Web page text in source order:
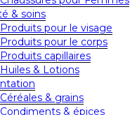
& soins
Produits pour le visage
Produits pour le corps
Produits capillaires
Huiles & Lotions
Céréales & grains
Condiments & épices